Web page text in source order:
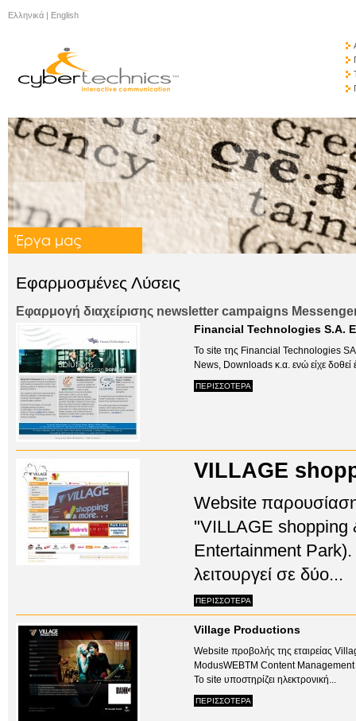
Ελληνικά | English
Εφαρμοσμένες Λύσεις
Εφαρμογή διαχείρισης newsletter campaigns
Financial Technologies S.A.
Το site της Financial Technologies
News, Downloads κ.α. ενώ είχε δοθεί
ΠΕΡΙΣΣΟΤΕΡΑ
VILLAGE
Website
"VILLAGE
Entertainment Park).
λειτουργεί σε δύο...
ΠΕΡΙΣΣΟΤΕΡΑ
Village Productions
Website προβολής της εταιρείας
ModusWEBTM Content
To site υποστηρίζει ηλεκτρονική...
ΠΕΡΙΣΣΟΤΕΡΑ